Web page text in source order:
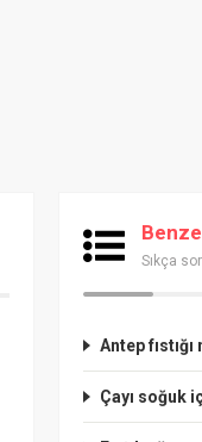
Sıkça
Antep
Çayı soğuk